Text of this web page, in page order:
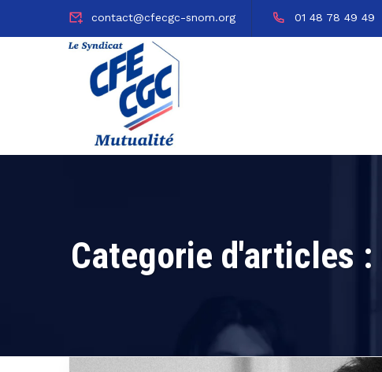
contact@cfecgc-snom.org 01 48 78 49 49
Categorie d'articles :